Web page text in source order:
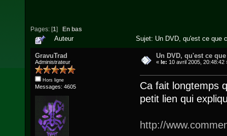
Pages: [1] En bas
Auteur Sujet: Un DVD, qu'est ce que
GravuTrad
Administrateur
Hors ligne
Messages: 4605
Un DVD, qu'est ce
«le: 10 avril 2005, 20:48:42
Ca fait longtemps
petit lien qui
http://